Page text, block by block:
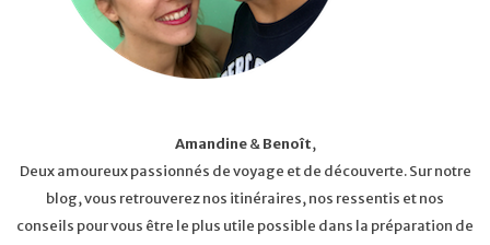
Amandine&Benoît,
Deux amoureux passionnés de voyage et de découverte. Sur notre
blog, vous retrouverez nos itinéraires, nos ressentis et nos
conseils pour vous être le plus utile possible dans la préparation de